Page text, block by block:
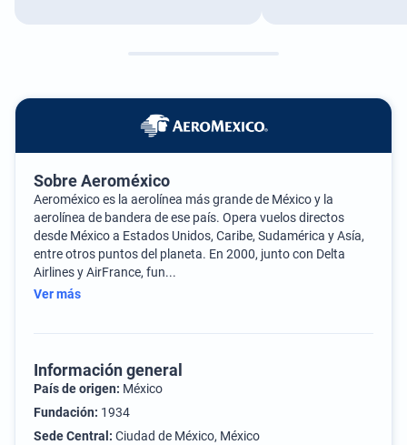
Sobre Aeroméxico
Aeroméxico es la aerolínea más grande de México y la
aerolínea de bandera de ese país. Opera vuelos directos
desde México a Estados Unidos, Caribe, Sudamérica y Asía,
entre otros puntos del planeta. En 2000, junto con Delta
Airlines y AirFrance, fun...
Ver más
Información general
País de origen: México
Fundación: 1934
Sede Central: Ciudad de México, México